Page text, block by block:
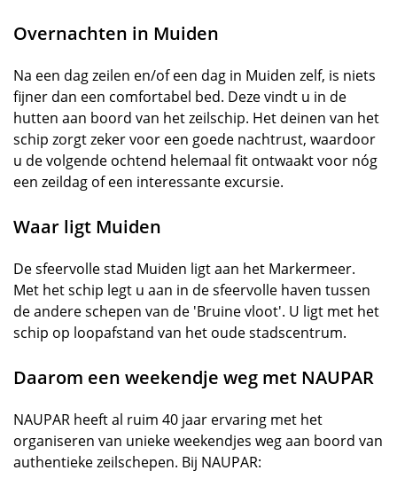
Overnachten in Muiden
Na een dag zeilen en/of een dag in Muiden zelf, is niets
fijner dan een comfortabel bed. Deze vindt u in de
hutten aan boord van het zeilschip. Het deinen van het
schip zorgt zeker voor een goede nachtrust, waardoor
u de volgende ochtend helemaal fit ontwaakt voor nóg
een zeildag of een interessante excursie.
Waar ligt Muiden
De sfeervolle stad Muiden ligt aan het Markermeer.
Met het schip legt u aan in de sfeervolle haven tussen
de andere schepen van de 'Bruine vloot'. U ligt met het
schip op loopafstand van het oude stadscentrum.
Daarom een weekendje weg met NAUPAR
NAUPAR heeft al ruim 40 jaar ervaring met het
organiseren van unieke weekendjes weg aan boord van
authentieke zeilschepen. Bij NAUPAR: